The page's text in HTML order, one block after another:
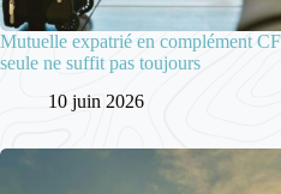
Mutuelle expatrié en complément
seule ne suffit pas toujours
10 juin 2026